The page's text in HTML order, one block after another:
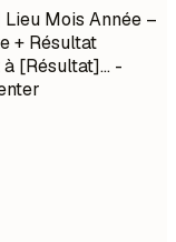
Lieu Mois Année –
+ Résultat
[Résultat]... -